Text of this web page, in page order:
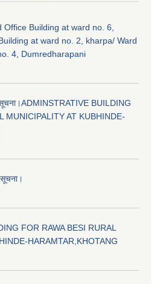
Building at ward no. 6,
at ward no. 2, kharpa/ Ward
4, Dumredharapani
BUILDING
MUNICIPALITY AT KUBHINDE-
FOR RAWA BESI RURAL
HARAMTAR,KHOTANG